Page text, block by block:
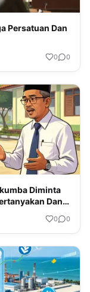
Persatuan Dan
0 0
Diminta
Dana
0 0